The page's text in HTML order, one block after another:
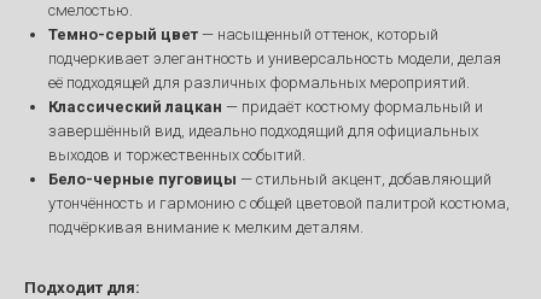
смелостью.
Темно-серый цвет — насыщенный оттенок, который
подчеркивает элегантность и универсальность модели, делая
её подходящей для различных формальных мероприятий.
Классический лацкан — придаёт костюму формальный и
завершённый вид, идеально подходящий для официальных
выходов и торжественных событий.
Бело-черные пуговицы — стильный акцент, добавляющий
утончённость и гармонию с общей цветовой палитрой костюма,
подчёркивая внимание к мелким деталям.
Подходит для: